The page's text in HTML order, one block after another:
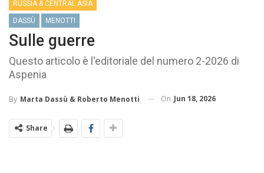
RUSSIA & CENTRAL ASIA
DASSÙ MENOTTI
Sulle guerre
Questo articolo è l'editoriale del numero 2-2026 di
Aspenia
By Marta Dassù & Roberto Menotti On Jun 18, 2026
Share